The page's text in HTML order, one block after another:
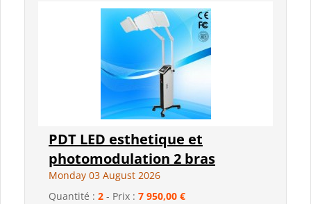
PDT LED esthetique et
photomodulation 2 bras
Monday 03 August 2026
Quantité : 2 - Prix : 7 950,00 €